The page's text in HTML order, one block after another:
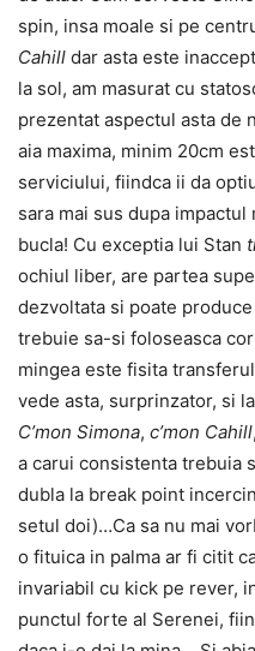
spin, insa moale si pe
Cahill dar asta este
la sol, am masurat cu
prezentat aspectul asta de
aia maxima, minim 20cm
serviciului, fiindca ii da
sara mai sus dupa
bucla! Cu exceptia lui Stan
ochiul liber, are partea
dezvoltata si poate
trebuie sa-si foloseasca
mingea este fisita
vede asta, surprinzator, si
C’mon Simona, c’mon Cahill
a carui consistenta trebuia
dubla la break point
setul doi)…Ca sa nu mai
o fituica in palma ar fi citit
invariabil cu kick pe rever,
punctul forte al Serenei,